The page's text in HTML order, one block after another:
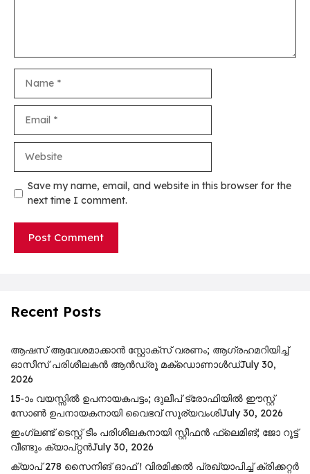
Save my name, email, and website in this browser for the
next time I comment.
Recent Posts
ആഷസ് ആവേശമാക്കാൻ സ്റ്റോക്സ് വരണം; ആഗ്രഹമറിയിച്ച്
ഓസീസ് പരിശീലകൻ ആൻഡ്രൂ മക്ഡൊണാൾഡ്July 30,
2026
15-ാം വയസ്സിൽ ഉപനായകപട്ടം; ദുലീപ് ട്രോഫിയിൽ ഈസ്റ്റ്
സോൺ ഉപനായകനായി വൈഭവ് സൂര്യവംശിJuly 30, 2026
ഇംഗ്ലണ്ട് ടെസ്റ്റ് ടീം പരിശീലകനായി സ്റ്റീഫൻ ഫ്ലെമിങ്; ജോ റൂട്ട്
വീണ്ടും ക്യാപ്റ്റൻJuly 30, 2026
ക്യാപ് 278 സൈനിങ് ഓഫ് ! വിരമിക്കൽ പ്രഖ്യാപിച്ച് ക്രിക്കറ്റർ